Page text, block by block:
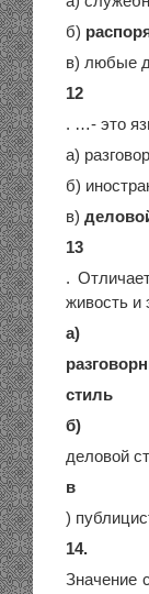
б)
в) любые
12
. …- это
а)
б)
в)
13
.
живость и
а)
стиль
б)
деловой
в
)
14.
Значение